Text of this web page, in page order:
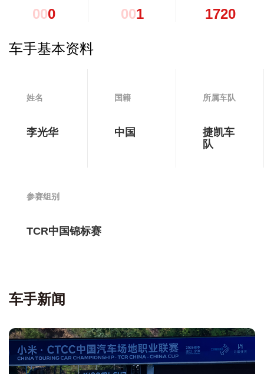
000 001 1720
车手基本资料
姓名
李光华
国籍
中国
所属车队
捷凯车
队
参赛组别
TCR中国锦标赛
车手新闻